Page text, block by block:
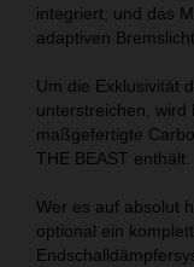
integriert, und das
adaptiven
Um die Exklusivität
unterstreichen, wird
maßgefertigte
THE BEAST enthält.
Wer es auf absolut
optional ein